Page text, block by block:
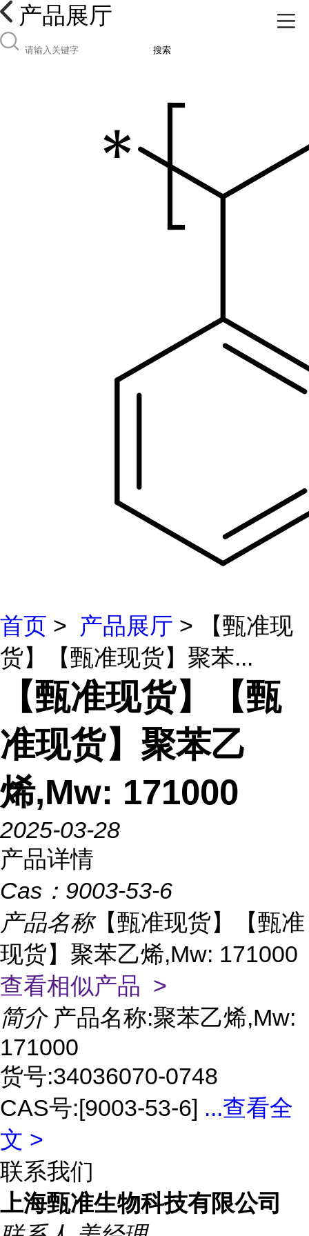
产品展厅
搜索
首页 > 产品展厅 > 【甄准现
货】【甄准现货】聚苯...
【甄准现货】【甄
准现货】聚苯乙
烯,Mw: 171000
2025-03-28
产品详情
Cas： 9003-53-6
产品名称【甄准现货】【甄准
现货】聚苯乙烯,Mw: 171000
查看相似产品 >
简介 产品名称:聚苯乙烯,Mw:
171000
货号:34036070-0748
CAS号:[9003-53-6] ...查看全
文 >
联系我们
上海甄准生物科技有限公司